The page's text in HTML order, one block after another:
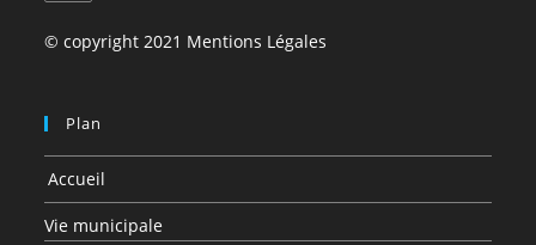
© copyright 2021 Mentions Légales
Plan
Accueil
Vie municipale